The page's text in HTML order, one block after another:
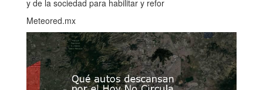
y de la sociedad para habilitar y refor
Meteored.mx